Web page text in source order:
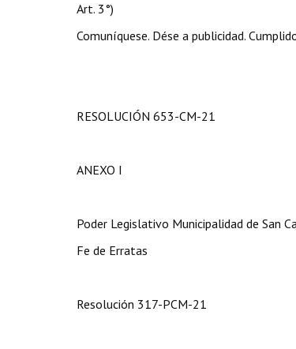
Art. 3°)
Comuníquese. Dése a publicidad.
RESOLUCIÓN 653-CM-21
ANEXO I
Poder Legislativo Municipalidad de San
Fe de Erratas
Resolución 317-PCM-21